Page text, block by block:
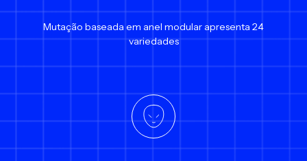
Mutação baseada em anel modular apresenta 24
variedades